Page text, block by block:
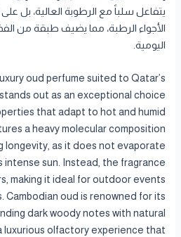
يتفاعل سلباً مع الرطوبة العالية، بل
الأجواء الرطبة، مما يضيف طبقة من
اليومية.
oud perfume suited to Qatar’s
out as an exceptional choice
that adapt to hot and humid
a heavy molecular composition
longevity, as it does not evaporate
intense sun. Instead, the fragrance
making it ideal for outdoor events
Cambodian oud is renowned for its
dark woody notes with natural
luxurious olfactory experience that